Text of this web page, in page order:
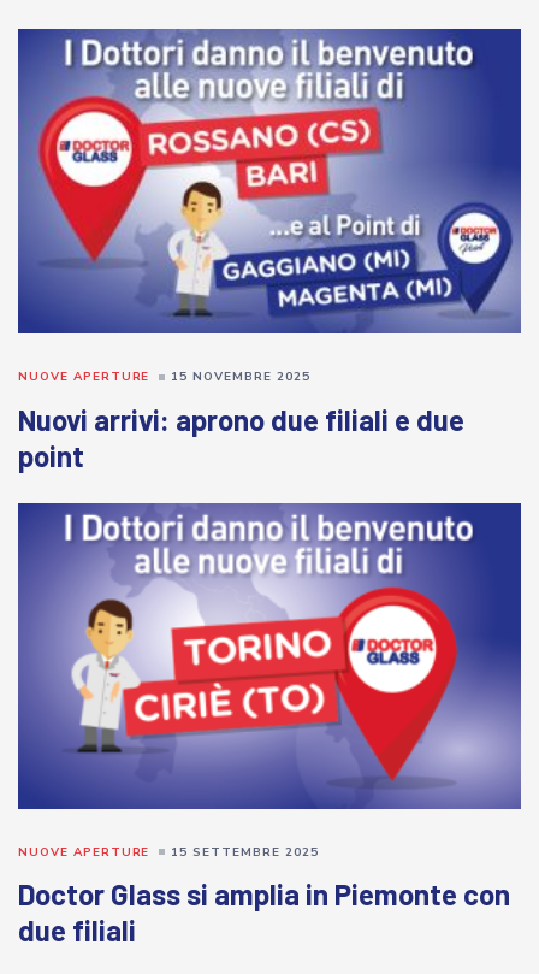
Nuovi arrivi: aprono due filiali e due
point
NUOVE APERTURE 15 NOVEMBRE 2025
Doctor Glass si amplia in Piemonte con
due filiali
NUOVE APERTURE 15 SETTEMBRE 2025